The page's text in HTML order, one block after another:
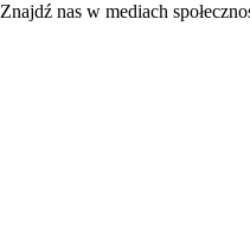
Znajdź nas w mediach